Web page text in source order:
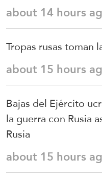
about 14 hours
Tropas rusas toman
about 15 hours
Bajas del Ejército
la guerra con Rusia
Rusia
about 15 hours